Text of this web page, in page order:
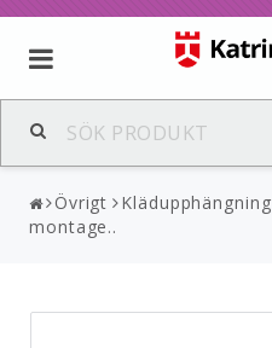
Övrigt Klädupphängning
montage..